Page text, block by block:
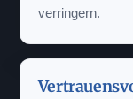
verringern.